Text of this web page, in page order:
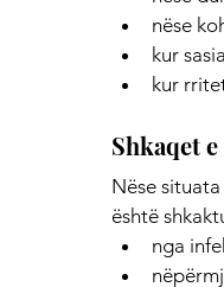
nëse
kur
kur
Shkaqet
Nëse
është
nga